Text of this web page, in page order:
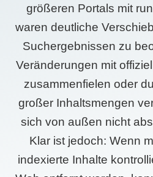
größeren Portals mit
waren deutliche
Suchergebnissen zu
Veränderungen mit
zusammenfielen oder
großer Inhaltsmengen
sich von außen nicht
Klar ist jedoch: Wenn
indexierte Inhalte